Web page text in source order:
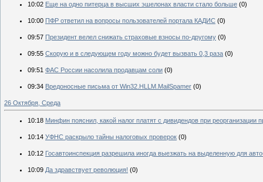
10:02 Еще на одно питерца в высших эшелонах власти стало больше (0)
10:00 ПФР ответил на вопросы пользователей портала КАДИС (0)
09:57 Президент велел снижать страховые взносы по-другому (0)
09:55 Скорую и в следующем году можно будет вызвать 0,3 раза (0)
09:51 ФАС России насолила продавцам соли (0)
09:34 Вредоносные письма от Win32.HLLM.MailSpamer (0)
26 Октября, Среда
10:18 Минфин пояснил, какой налог платят с дивидендов при реорганизации
10:14 УФНС раскрыло тайны налоговых проверок (0)
10:12 Госавтоинспекция разрешила иногда выезжать на выделенную для
10:09 Да здравствует революция! (0)